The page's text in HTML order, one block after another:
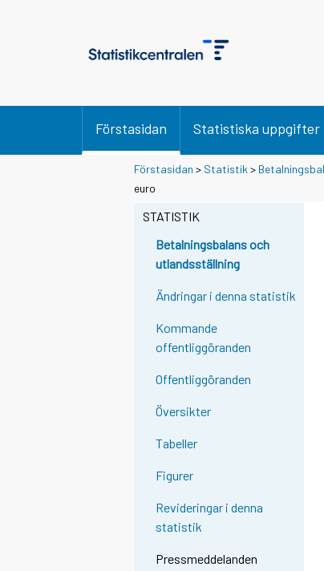
Förstasidan Statistiska uppgifter
Förstasidan > Statistik >
euro
STATISTIK
Betalningsbalans och
utlandsställning
Ändringar i denna statistik
Kommande
offentliggöranden
Offentliggöranden
Översikter
Tabeller
Figurer
Revideringar i denna
statistik
Pressmeddelanden